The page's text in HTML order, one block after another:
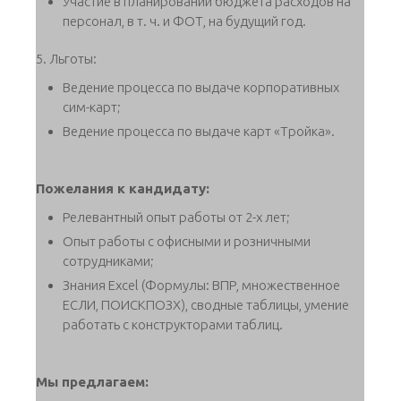
персонал, в т. ч. и ФОТ, на будущий год.
5. Льготы:
Ведение процесса по выдаче корпоративных
сим-карт;
Ведение процесса по выдаче карт «Тройка».
Пожелания к кандидату:
Релевантный опыт работы от 2-х лет;
Опыт работы с офисными и розничными
сотрудниками;
Знания Еxcel (Формулы: ВПР, множественное
ЕСЛИ, ПОИСКПОЗX), сводные таблицы, умение
работать с конструкторами таблиц.
Мы предлагаем: